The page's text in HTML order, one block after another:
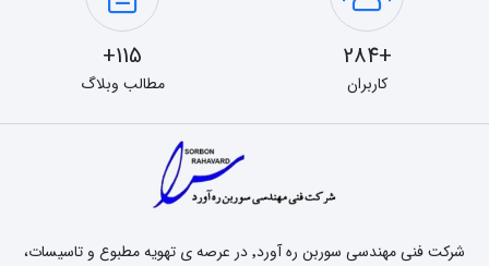
+284
کاربران
115+
مطالب وبلاگ
شرکت فنی مهندسی سوربن ره آورد٬ در عرصه ی تهویه مطبوع و تاسیسات،